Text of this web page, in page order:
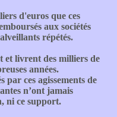
d'euros que ces
aux sociétés
répétés.
et livrent des milliers de
années.
par ces agissements de
n’ont jamais
ni ce support.